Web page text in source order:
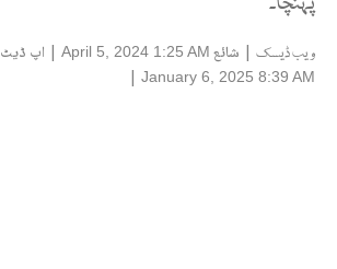
ویب ڈیسک | شائع April 5, 2024 1:25 AM
| اپ ڈیٹ
January 6, 2025 8:39 AM
|